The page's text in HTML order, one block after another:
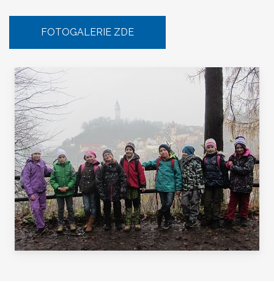
FOTOGALERIE ZDE